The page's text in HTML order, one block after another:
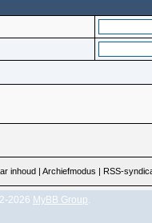
inhoud | Archiefmodus | RSS-
2026 MyBB Group.